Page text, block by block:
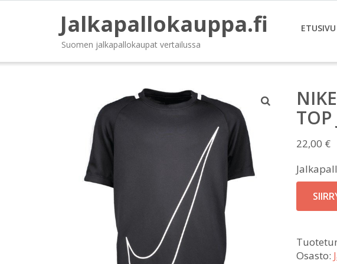
Jalkapallokauppa.fi
Suomen jalkapallokaupat vertailussa
ETUSIVU
TOP
22,00 €
Osasto: